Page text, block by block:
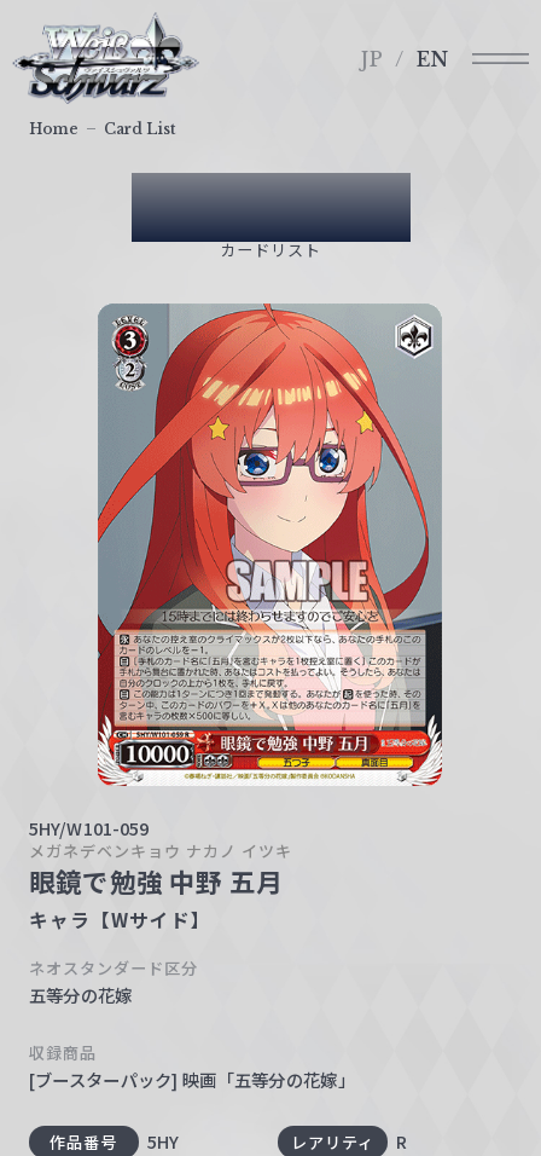
ァ
イ
JP EN
Card List
カードリスト
Home Card List
5HY/W101-059
メガネデベンキョウ ナカノ イツキ
眼鏡で勉強 中野 五月
キャラ【Wサイド】
ネオスタンダード区分
五等分の花嫁
収録商品
[ブースターパック] 映画「五等分の花嫁」
作品番号 5HY レアリティ R